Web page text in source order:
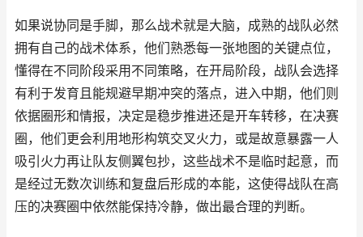
如果说协同是手脚，那么战术就是大脑，成熟的战队必然
拥有自己的战术体系，他们熟悉每一张地图的关键点位，
懂得在不同阶段采用不同策略，在开局阶段，战队会选择
有利于发育且能规避早期冲突的落点，进入中期，他们则
依据圈形和情报，决定是稳步推进还是开车转移，在决赛
圈，他们更会利用地形构筑交叉火力，或是故意暴露一人
吸引火力再让队友侧翼包抄，这些战术不是临时起意，而
是经过无数次训练和复盘后形成的本能，这使得战队在高
压的决赛圈中依然能保持冷静，做出最合理的判断。